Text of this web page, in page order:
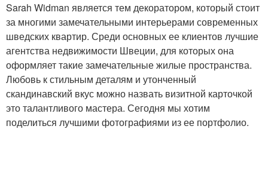
Sarah Widman является тем декоратором, который стоит
за многими замечательными интерьерами современных
шведских квартир. Среди основных ее клиентов лучшие
агентства недвижимости Швеции, для которых она
оформляет такие замечательные жилые пространства.
Любовь к стильным деталям и утонченный
скандинавский вкус можно назвать визитной карточкой
это талантливого мастера. Сегодня мы хотим
поделиться лучшими фотографиями из ее портфолио.